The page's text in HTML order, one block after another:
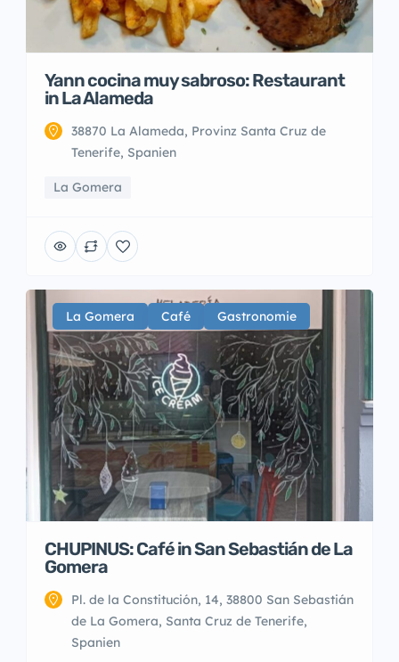
Yann cocina muy sabroso: Restaurant
in La Alameda
38870 La Alameda, Provinz Santa Cruz de
Tenerife, Spanien
La Gomera
La Gomera Café Gastronomie
CHUPINUS: Café in San Sebastián de La
Gomera
Pl. de la Constitución, 14, 38800 San Sebastián
de La Gomera, Santa Cruz de Tenerife,
Spanien